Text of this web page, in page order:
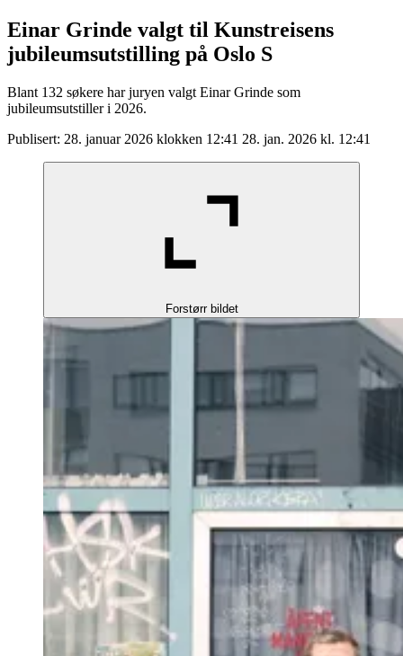
Einar Grinde valgt til Kunstreisens
jubileumsutstilling på Oslo S
Blant 132 søkere har juryen valgt Einar Grinde som
jubileumsutstiller i 2026.
Publisert: 28. januar 2026 klokken 12:41 28. jan. 2026 kl. 12:41
Forstørr bildet